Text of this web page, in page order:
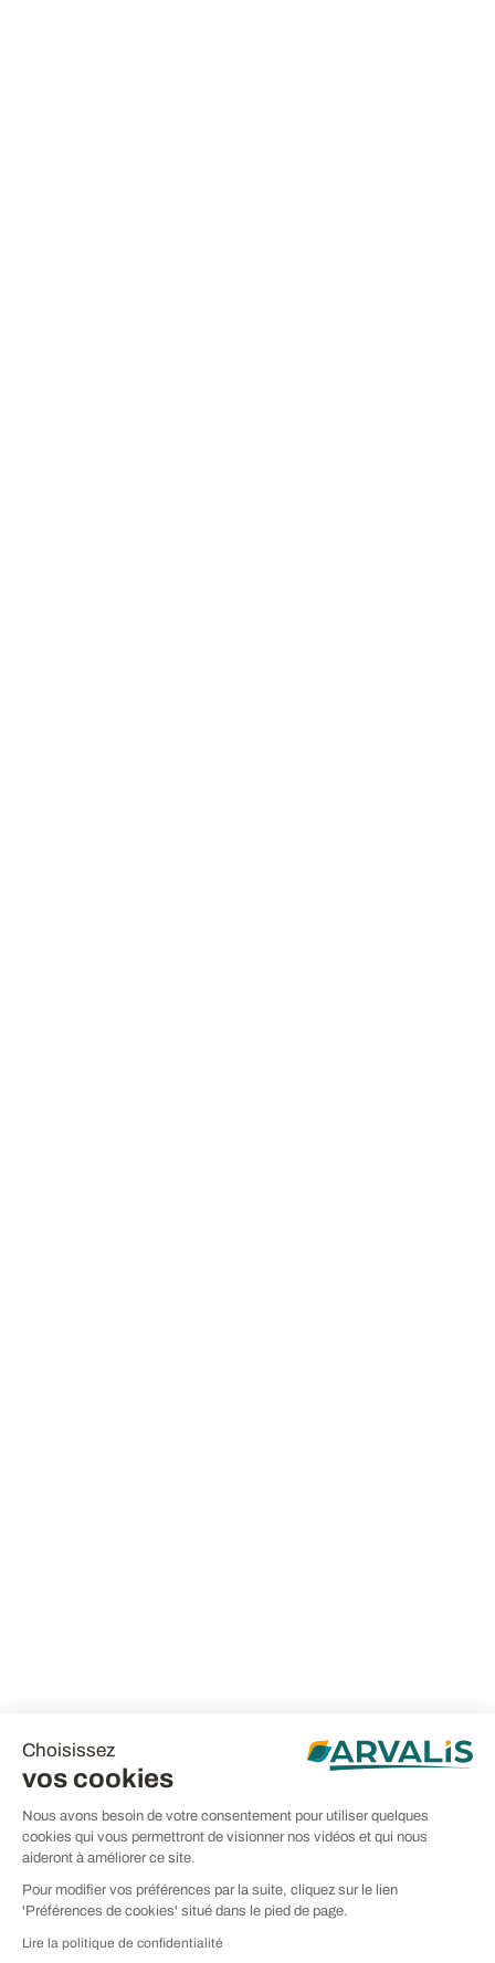
Choisissez
vos cookies
Nous avons besoin de votre consentement pour utiliser quelques
cookies qui vous permettront de visionner nos vidéos et qui nous
aideront à améliorer ce site.
Pour modifier vos préférences par la suite, cliquez sur le lien
'Préférences de cookies' situé dans le pied de page.
Lire la politique de confidentialité